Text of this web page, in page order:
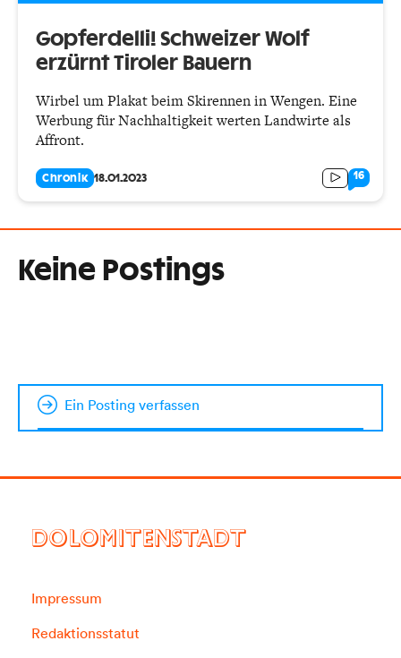
Gopferdelli! Schweizer Wolf
erzürnt Tiroler Bauern
Wirbel um Plakat beim Skirennen in Wengen. Eine
Werbung für Nachhaltigkeit werten Landwirte als
Affront.
Chronik 18.01.2023 16
Keine Postings
Ein Posting verfassen
DOLOMITENSTADT
Impressum
Redaktionsstatut